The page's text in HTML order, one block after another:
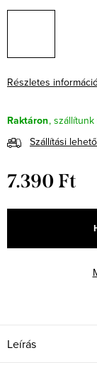
Részletes
Raktáron
Szállítási
7.390 Ft
Leírás